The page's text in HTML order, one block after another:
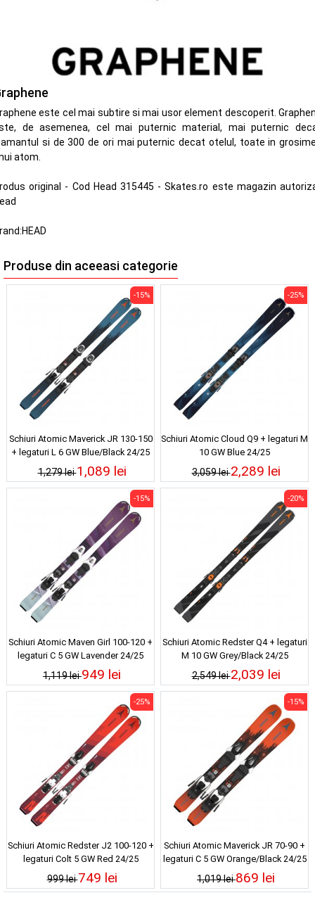
este cel mai subtire si mai usor element descoperit.
de asemenea, cel mai puternic material, mai puternic
si de 300 de ori mai puternic decat otelul, toate in
atom.
original - Cod Head 315445 - Skates.ro este magazin
HEAD
Produse din aceeasi categorie
Schiuri Atomic Maverick JR 130-150
+ legaturi L 6 GW Blue/Black 24/25
1,279 lei
-15%
1,089 lei
Schiuri Atomic Cloud Q9 + legaturi M
10 GW Blue 24/25
3,059 lei
-25%
2,289 lei
Schiuri Atomic Maven Girl 100-120 +
legaturi C 5 GW Lavender 24/25
1,119 lei
-15%
949 lei
Schiuri Atomic Redster Q4 + legaturi
M 10 GW Grey/Black 24/25
2,549 lei
-20%
2,039 lei
Schiuri Atomic Redster J2 100-120 +
legaturi Colt 5 GW Red 24/25
999 lei
-25%
749 lei
Schiuri Atomic Maverick JR 70-90 +
legaturi C 5 GW Orange/Black 24/25
1,019 lei
-15%
869 lei